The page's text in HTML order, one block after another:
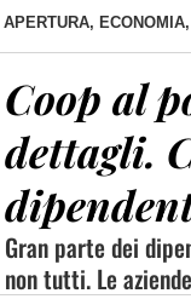
APERTURA, ECONOMIA,
Coop al
dettagli.
Gran parte dei
non tutti. Le